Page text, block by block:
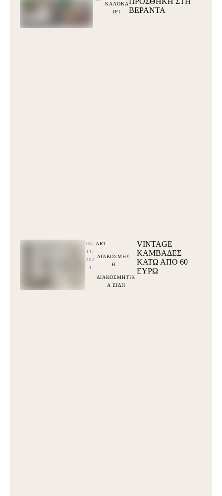
ΚΑΛΟΚΑ
ΙΡΙ
ΒΕΡΑΝΤΑ
03/
11/
202
4
ART
ΔΙΑΚΟΣΜΗΣ
Η
ΔΙΑΚΟΣΜΗΤΙΚ
Α ΕΙΔΗ
VINTAGE
ΚΑΜΒΑΔΕΣ
ΚΆΤΩ ΑΠΌ 60
ΕΥΡΩ